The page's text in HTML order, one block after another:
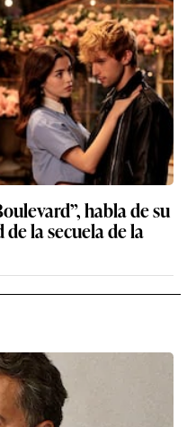
habla de su
la secuela de la